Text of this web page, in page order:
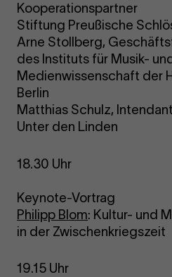
Kooperationspartner
Stiftung Preußische
Arne Stollberg,
des Instituts für Musik- und
Medienwissenschaft der
Berlin
Matthias Schulz,
Unter den Linden
18.30 Uhr
Keynote-Vortrag
Philipp Blom: Kultur- und
in der Zwischenkriegszeit
19.15 Uhr